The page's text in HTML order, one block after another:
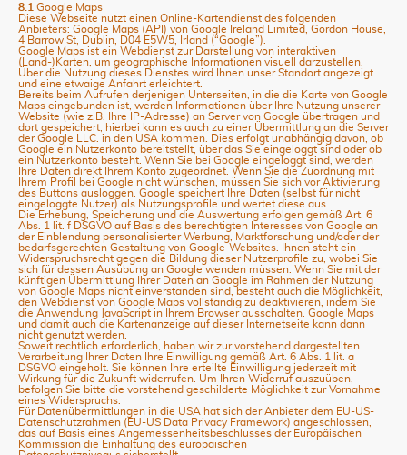
8.1 Google Maps
Diese Webseite nutzt einen Online-Kartendienst des folgenden
Anbieters: Google Maps (API) von Google Ireland Limited, Gordon House,
4 Barrow St, Dublin, D04 E5W5, Irland (“Google”).
Google Maps ist ein Webdienst zur Darstellung von interaktiven
(Land-)Karten, um geographische Informationen visuell darzustellen.
Über die Nutzung dieses Dienstes wird Ihnen unser Standort angezeigt
und eine etwaige Anfahrt erleichtert.
Bereits beim Aufrufen derjenigen Unterseiten, in die die Karte von Google
Maps eingebunden ist, werden Informationen über Ihre Nutzung unserer
Website (wie z.B. Ihre IP-Adresse) an Server von Google übertragen und
dort gespeichert, hierbei kann es auch zu einer Übermittlung an die Server
der Google LLC. in den USA kommen. Dies erfolgt unabhängig davon, ob
Google ein Nutzerkonto bereitstellt, über das Sie eingeloggt sind oder ob
ein Nutzerkonto besteht. Wenn Sie bei Google eingeloggt sind, werden
Ihre Daten direkt Ihrem Konto zugeordnet. Wenn Sie die Zuordnung mit
Ihrem Profil bei Google nicht wünschen, müssen Sie sich vor Aktivierung
des Buttons ausloggen. Google speichert Ihre Daten (selbst für nicht
eingeloggte Nutzer) als Nutzungsprofile und wertet diese aus.
Die Erhebung, Speicherung und die Auswertung erfolgen gemäß Art. 6
Abs. 1 lit. f DSGVO auf Basis des berechtigten Interesses von Google an
der Einblendung personalisierter Werbung, Marktforschung und/oder der
bedarfsgerechten Gestaltung von Google-Websites. Ihnen steht ein
Widerspruchsrecht gegen die Bildung dieser Nutzerprofile zu, wobei Sie
sich für dessen Ausübung an Google wenden müssen. Wenn Sie mit der
künftigen Übermittlung Ihrer Daten an Google im Rahmen der Nutzung
von Google Maps nicht einverstanden sind, besteht auch die Möglichkeit,
den Webdienst von Google Maps vollständig zu deaktivieren, indem Sie
die Anwendung JavaScript in Ihrem Browser ausschalten. Google Maps
und damit auch die Kartenanzeige auf dieser Internetseite kann dann
nicht genutzt werden.
Soweit rechtlich erforderlich, haben wir zur vorstehend dargestellten
Verarbeitung Ihrer Daten Ihre Einwilligung gemäß Art. 6 Abs. 1 lit. a
DSGVO eingeholt. Sie können Ihre erteilte Einwilligung jederzeit mit
Wirkung für die Zukunft widerrufen. Um Ihren Widerruf auszuüben,
befolgen Sie bitte die vorstehend geschilderte Möglichkeit zur Vornahme
eines Widerspruchs.
Für Datenübermittlungen in die USA hat sich der Anbieter dem EU-US-
Datenschutzrahmen (EU-US Data Privacy Framework) angeschlossen,
das auf Basis eines Angemessenheitsbeschlusses der Europäischen
Kommission die Einhaltung des europäischen